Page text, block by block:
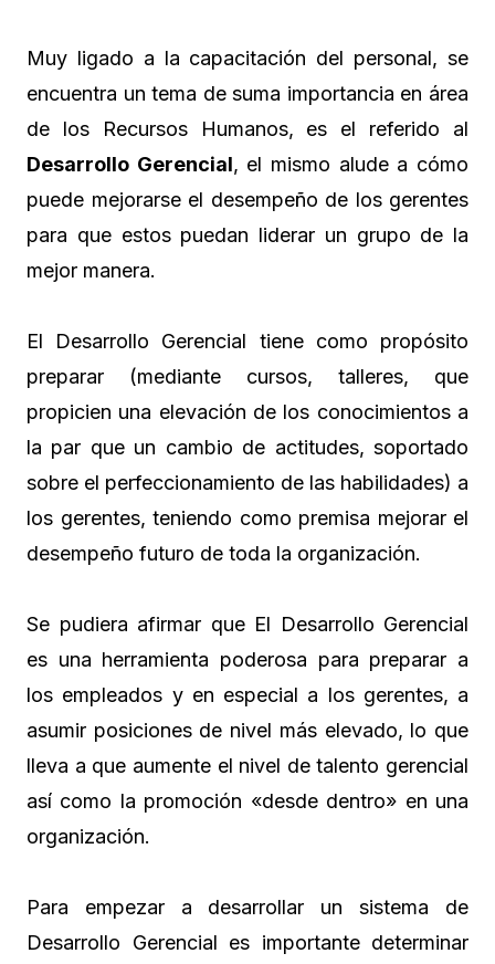
Muy ligado a la capacitación del personal, se
encuentra un tema de suma importancia en área
de los Recursos Humanos, es el referido al
Desarrollo Gerencial, el mismo alude a cómo
puede mejorarse el desempeño de los gerentes
para que estos puedan liderar un grupo de la
mejor manera.
El Desarrollo Gerencial tiene como propósito
preparar (mediante cursos, talleres, que
propicien una elevación de los conocimientos a
la par que un cambio de actitudes, soportado
sobre el perfeccionamiento de las habilidades) a
los gerentes, teniendo como premisa mejorar el
desempeño futuro de toda la organización.
Se pudiera afirmar que El Desarrollo Gerencial
es una herramienta poderosa para preparar a
los empleados y en especial a los gerentes, a
asumir posiciones de nivel más elevado, lo que
lleva a que aumente el nivel de talento gerencial
así como la promoción «desde dentro» en una
organización.
Para empezar a desarrollar un sistema de
Desarrollo Gerencial es importante determinar